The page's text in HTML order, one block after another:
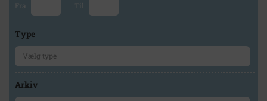
Fra Til
Type
Arkiv